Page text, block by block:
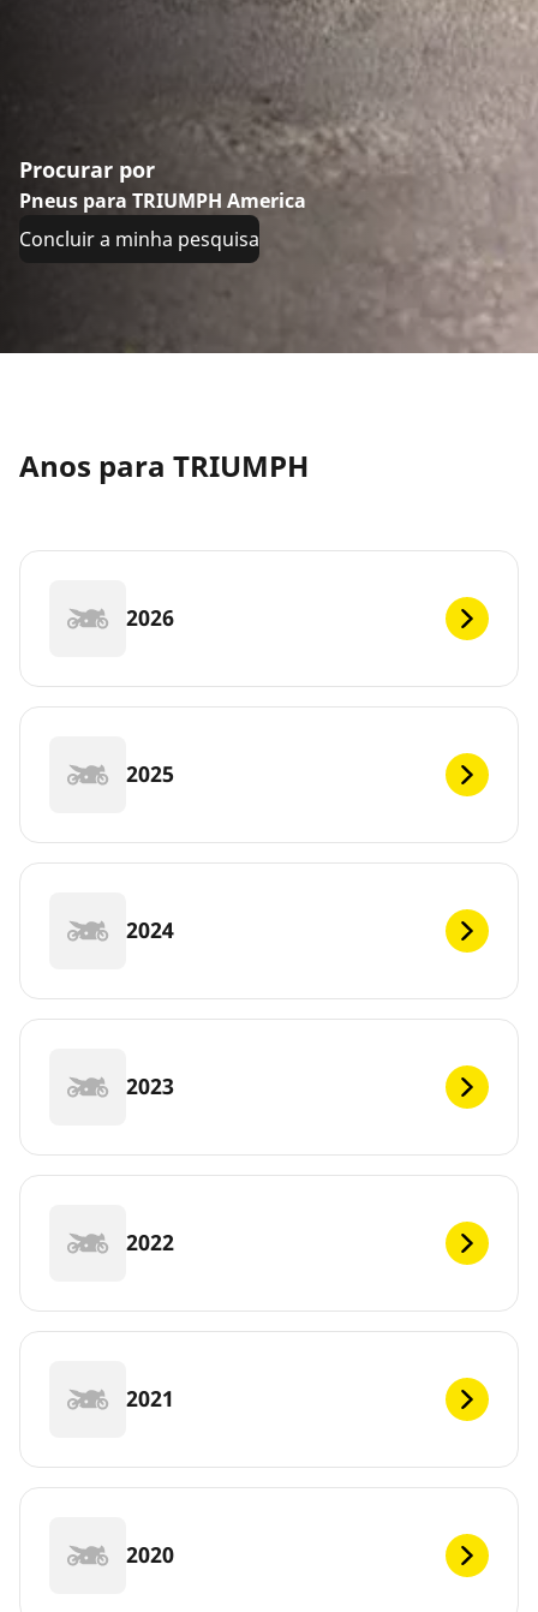
Procurar por
Pneus para TRIUMPH America
Concluir a minha pesquisa
Anos para TRIUMPH
2026
2025
2024
2023
2022
2021
2020